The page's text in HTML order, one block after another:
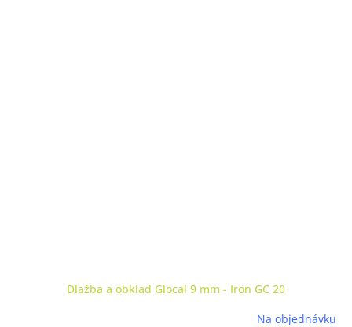
Dlažba a obklad Glocal 9 mm - Iron GC 20
Na objednávku